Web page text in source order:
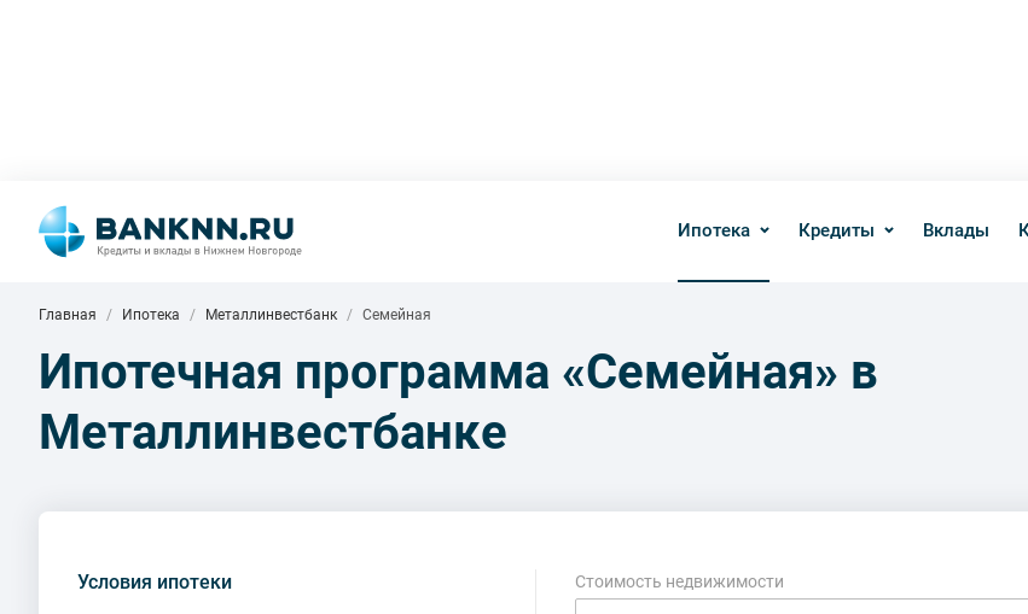
Ипотека Кредиты Вклады
Главная Ипотека Металлинвестбанк Семейная
Ипотечная программа «Семейная» в
Металлинвестбанке
Условия ипотеки Стоимость недвижимости